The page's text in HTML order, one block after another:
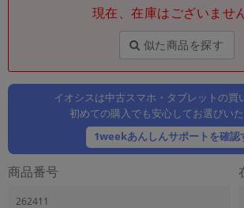
現在、在庫はございません
似た商品を探す
イオシスは中古スマホ・タブレットの買
初めての購入でも安心してお選びい
1weekあんしんサポートを確認
商品番号
262411
「iPhone」「Xperia」「Galaxy」など
「Apple」「SONY」「SHARP」など
機能・特徴
商品の搭載機能による絞り込み
「5G対応」「防水」「ワンセグ」など
ドライブ
ドライブの絞り込み